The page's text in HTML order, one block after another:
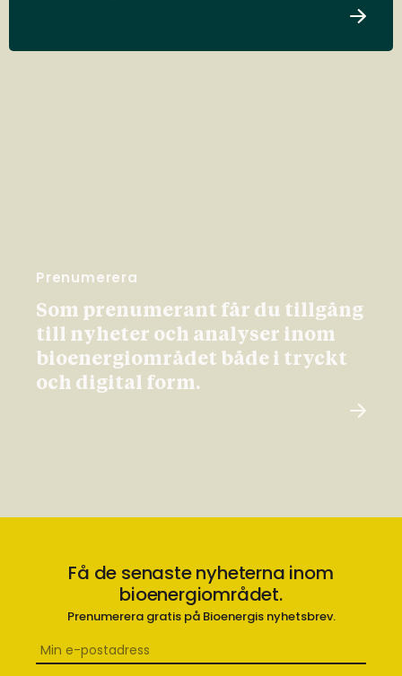
Prenumerera
Som prenumerant får du tillgång
till nyheter och analyser inom
bioenergiområdet både i tryckt
och digital form.
Få de senaste nyheterna inom
bioenergiområdet.
Prenumerera gratis på Bioenergis nyhetsbrev.